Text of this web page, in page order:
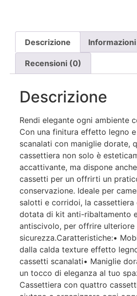
Descrizione
Recensioni (0)
Descrizione
Rendi elegante ogni ambiente
Con una finitura effetto legno
scanalati con maniglie dorate,
cassettiera non solo è
accattivante, ma dispone
cassetti per un offrirti un
conservazione. Ideale per
salotti e corridoi, la cassettiera
dotata di kit anti-ribaltamento
antiscivolo, per offrire ulteriore
sicurezza.Caratteristiche:•
dalla calda texture effetto
cassetti scanalati• Maniglie
un tocco di eleganza al tuo
Cassettiera con quattro